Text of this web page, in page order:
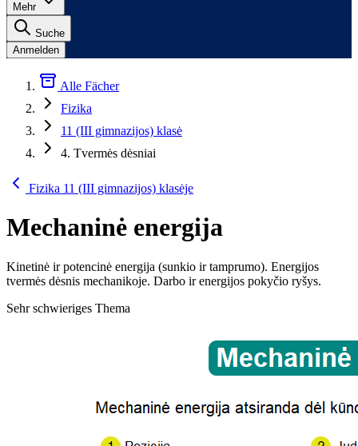
Mehr
Suche
Anmelden
Alle Fächer
Fizika
11 (III gimnazijos) klasė
4. Tvermės dėsniai
Fizika 11 (III gimnazijos) klasėje
Mechaninė energija
Kinetinė ir potencinė energija (sunkio ir tamprumo). Energijos
tvermės dėsnis mechanikoje. Darbo ir energijos pokyčio ryšys.
Sehr schwieriges Thema